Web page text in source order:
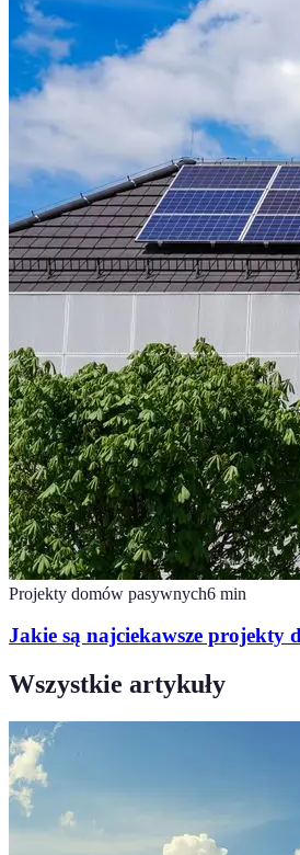
Projekty domów pasywnych6 min
Jakie są najciekawsze projekty
Wszystkie artykuły